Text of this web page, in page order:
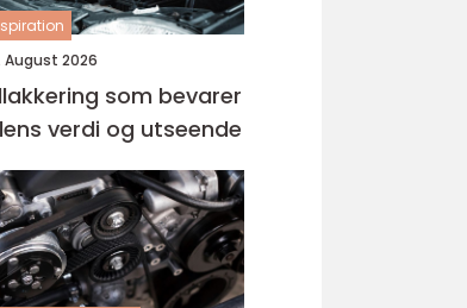
August 2026
som bevarer
verdi og utseende